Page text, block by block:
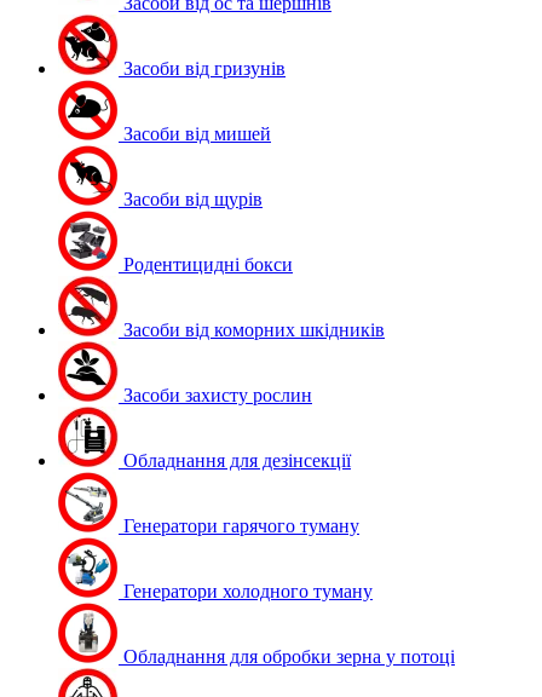
Засоби від гризунів
Засоби від мишей
Засоби від щурів
Родентицидні бокси
Засоби від коморних шкідників
Засоби захисту рослин
Обладнання для дезінсекції
Генератори гарячого туману
Генератори холодного туману
Обладнання для обробки зерна у потоці